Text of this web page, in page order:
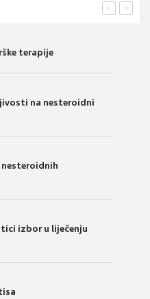
>
<
terapije
na nesteroidni
izbor u liječenju